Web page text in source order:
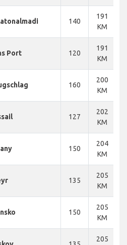
140
191
KM
Port 120
191
KM
160
200
KM
127
202
KM
150
204
KM
135
205
KM
150
205
KM
205